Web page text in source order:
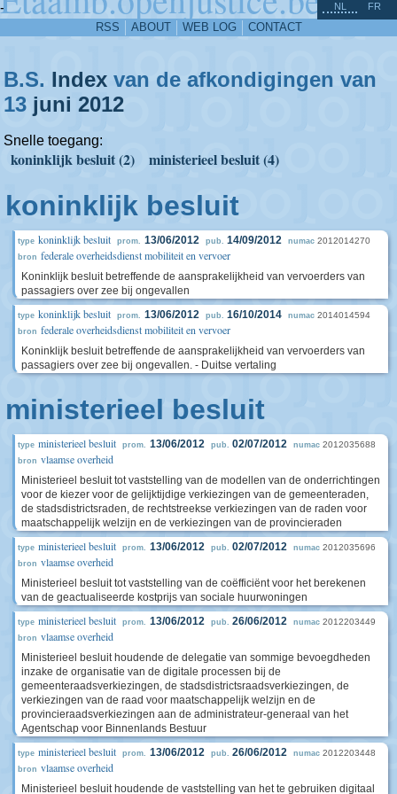
-
RSS ABOUT WEB LOG CONTACT
NL FR
B.S. Index van de afkondigingen van
13 juni 2012
Snelle toegang:
koninklijk besluit (2) ministerieel besluit (4)
koninklijk besluit
type koninklijk besluit prom. 13/06/2012 pub. 14/09/2012 numac 2012014270
bron federale overheidsdienst mobiliteit en vervoer
Koninklijk besluit betreffende de aansprakelijkheid van vervoerders van
passagiers over zee bij ongevallen
type koninklijk besluit prom. 13/06/2012 pub. 16/10/2014 numac 2014014594
bron federale overheidsdienst mobiliteit en vervoer
Koninklijk besluit betreffende de aansprakelijkheid van vervoerders van
passagiers over zee bij ongevallen. - Duitse vertaling
ministerieel besluit
type ministerieel besluit prom. 13/06/2012 pub. 02/07/2012 numac 2012035688
bron vlaamse overheid
Ministerieel besluit tot vaststelling van de modellen van de onderrichtingen
voor de kiezer voor de gelijktijdige verkiezingen van de gemeenteraden,
de stadsdistrictsraden, de rechtstreekse verkiezingen van de raden voor
maatschappelijk welzijn en de verkiezingen van de provincieraden
type ministerieel besluit prom. 13/06/2012 pub. 02/07/2012 numac 2012035696
bron vlaamse overheid
Ministerieel besluit tot vaststelling van de coëfficiënt voor het berekenen
van de geactualiseerde kostprijs van sociale huurwoningen
type ministerieel besluit prom. 13/06/2012 pub. 26/06/2012 numac 2012203449
bron vlaamse overheid
Ministerieel besluit houdende de delegatie van sommige bevoegdheden
inzake de organisatie van de digitale processen bij de
gemeenteraadsverkiezingen, de stadsdistrictsraadsverkiezingen, de
verkiezingen van de raad voor maatschappelijk welzijn en de
provincieraadsverkiezingen aan de administrateur-generaal van het
Agentschap voor Binnenlands Bestuur
type ministerieel besluit prom. 13/06/2012 pub. 26/06/2012 numac 2012203448
bron vlaamse overheid
Ministerieel besluit houdende de vaststelling van het te gebruiken digitaal
^